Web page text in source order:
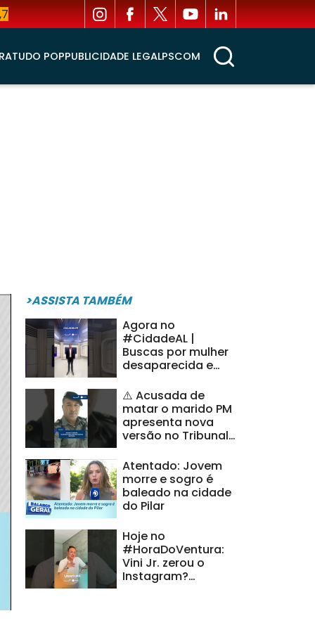
TUDO POPPUBLICIDADE LEGALPSCOM
>ASSISTA TAMBÉM
Agora no
#CidadeAL |
Buscas por mulher
desaparecida e
tratos a idosos
⚠️ Acusada de
matar o marido PM
apresenta nova
versão no Tribunal
#CidadeAL
Atentado: Jovem
morre e sogro é
baleado na cidade
do Pilar
Hoje no
#HoraDoVentura:
Vini Jr. zerou o
Instagram?